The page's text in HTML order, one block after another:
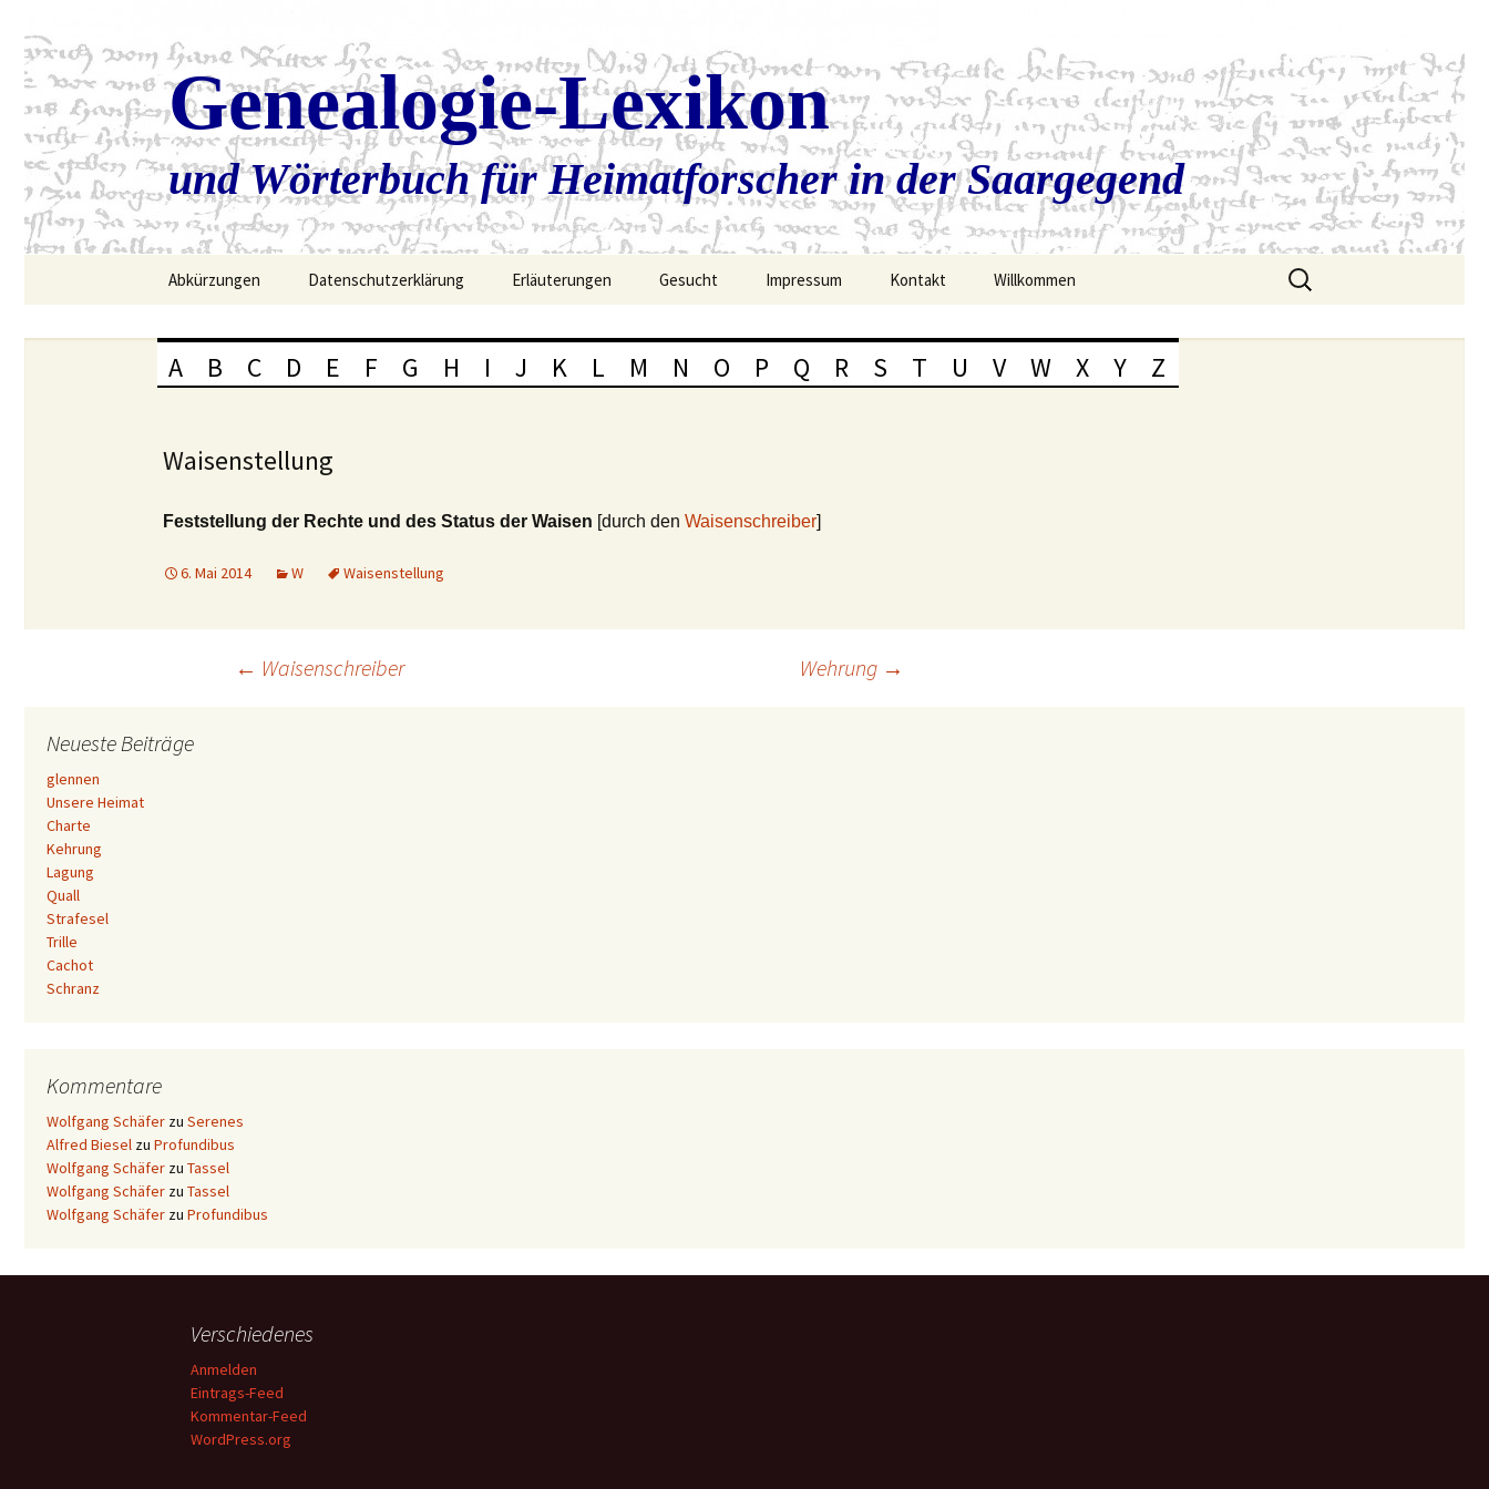
Genealogie-Lexikon
und Wörterbuch für Heimatforscher in der Saargegend
Abkürzungen Datenschutzerklärung Erläuterungen Gesucht Impressum Kontakt Willkommen
Suchen
nach:
A B C D E F G H I J K L M N O P Q R S T U V W X Y Z
Waisenstellung
Feststellung der Rechte und des Status der Waisen [durch den Waisenschreiber]
6. Mai 2014 W Waisenstellung
Beitrags-
Navigation
← Waisenschreiber Wehrung →
Neueste Beiträge
glennen
Unsere Heimat
Charte
Kehrung
Lagung
Quall
Strafesel
Trille
Cachot
Schranz
Kommentare
Wolfgang Schäfer zu Serenes
Alfred Biesel zu Profundibus
Wolfgang Schäfer zu Tassel
Wolfgang Schäfer zu Tassel
Wolfgang Schäfer zu Profundibus
Verschiedenes
Anmelden
Eintrags-Feed
Kommentar-Feed
WordPress.org